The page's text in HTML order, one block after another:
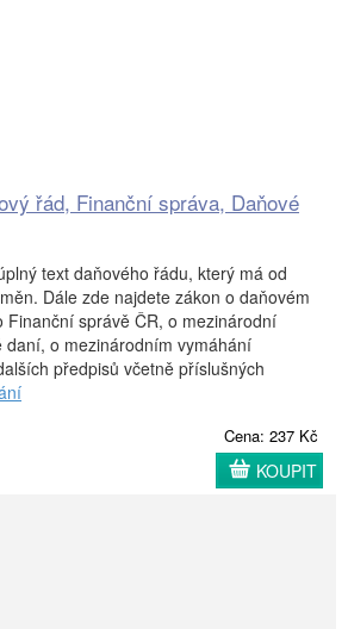
řád, Finanční správa, Daňové
text daňového řádu, který má od
Dále zde najdete zákon o daňovém
Finanční správě ČR, o mezinárodní
daní, o mezinárodním vymáhání
předpisů včetně příslušných
Cena: 237 Kč
KOUPIT